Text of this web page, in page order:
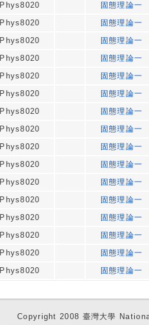
Phys8020
固態理論一
Phys8020
固態理論一
Phys8020
固態理論一
Phys8020
固態理論一
Phys8020
固態理論一
Phys8020
固態理論一
Phys8020
固態理論一
Phys8020
固態理論一
Phys8020
固態理論一
Phys8020
固態理論一
Phys8020
固態理論一
Phys8020
固態理論一
Phys8020
固態理論一
Phys8020
固態理論一
Phys8020
固態理論一
Phys8020 固態理論一
Copyright 2008 臺灣大學